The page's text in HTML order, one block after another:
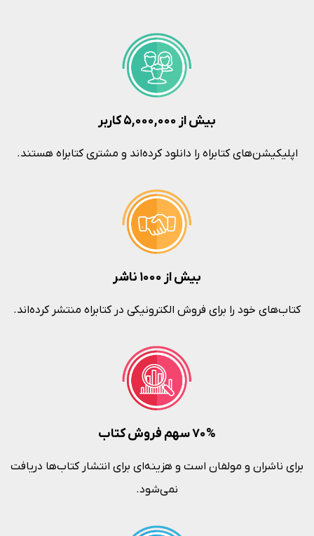
بیش از ۵,۰۰۰,۰۰۰ کاربر
اپلیکیشن‌های کتابراه را دانلود کرده‌اند و مشتری کتابراه هستند.
بیش از ۱۰۰۰ ناشر
کتاب‌های خود را برای فروش الکترونیکی در کتابراه منتشر کرده‌اند.
۷۰% سهم فروش کتاب
برای ناشران و مولفان است و هزینه‌ای برای انتشار کتاب‌ها دریافت
نمی‌شود.